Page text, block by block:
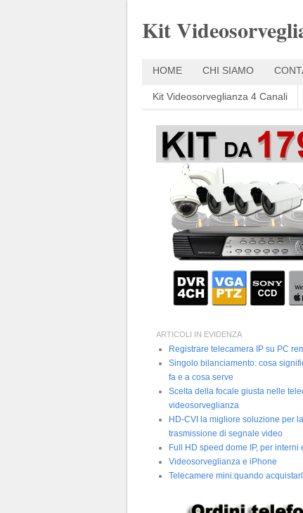
Kit
HOME CHI SIAMO
Kit Videosorveglianza 4 Canali
ARTICOLI IN EVIDENZA
Registrare telecamera IP su PC
Singolo bilanciamento: cosa
fa e a cosa serve
Scelta della focale giusta nelle
videosorveglianza
HD-CVI la migliore soluzione per la
trasmissione di segnale video
Full HD speed dome IP, per interni
Videosorveglianza e iPhone
Telecamere mini:quando